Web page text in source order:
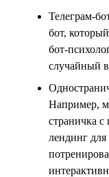
Телеграм-
бот,
бот-
случайный
Например,
страничка
лендинг